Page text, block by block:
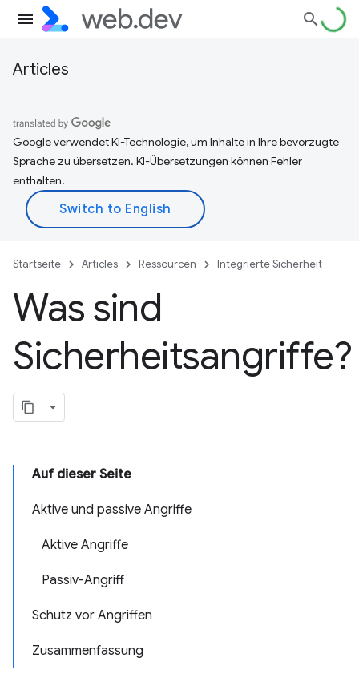
Articles
Google verwendet KI-Technologie, um Inhalte in Ihre bevorzugte
Sprache zu übersetzen. KI-Übersetzungen können Fehler
enthalten.
Startseite Articles Ressourcen Integrierte Sicherheit
Was sind
Sicherheitsangriffe?
Auf dieser Seite
Aktive und passive Angriffe
Aktive Angriffe
Passiv-Angriff
Schutz vor Angriffen
Zusammenfassung